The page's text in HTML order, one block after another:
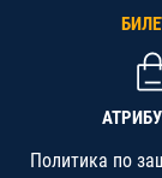
Политика по